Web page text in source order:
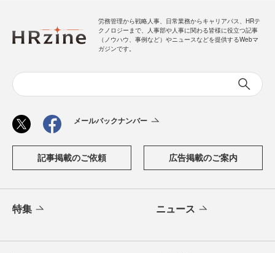
労務管理から戦略人事、日常業務からキャリアパス、HRテ
クノロジーまで、人事部や人事に関わる皆様に役立つ記事
（ノウハウ、事例など）やニュースなどを提供するWebマ
ガジンです。
メールバックナンバー
記事掲載のご依頼 広告掲載のご案内
特集 ニュース